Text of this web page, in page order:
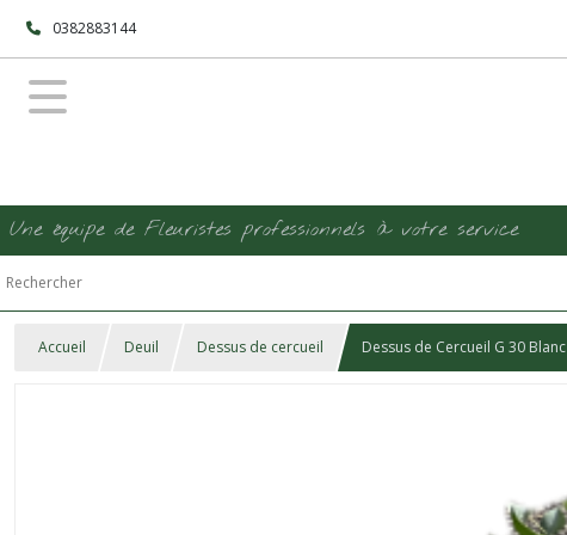
0382883144
Une équipe de Fleuristes professionnels à votre service
Accueil Deuil Dessus de cercueil Dessus de Cercueil G 30 Blanc